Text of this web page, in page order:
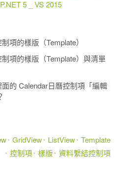
5 _ VS 2015
項的樣版（Template）
項的樣版（Template）與清單
的 Calendar日曆控制項「編輯
GridView ListView Template
控制項 樣版 資料繫結控制項